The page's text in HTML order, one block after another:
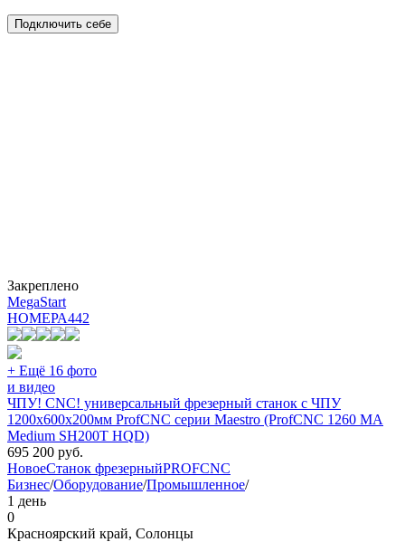
Подключить себе
Закреплено
MegaStart
НОМЕРА442
+ Ещё 16 фото
и видео
ЧПУ! CNC! универсальный фрезерный станок с ЧПУ
1200х600х200мм ProfCNC серии Maestro (ProfCNC 1260 MA
Medium SH200T HQD)
695 200 руб.
НовоеСтанок фрезерныйPROFCNC
Бизнес/Оборудование/Промышленное/
1 день
0
Красноярский край, Солонцы